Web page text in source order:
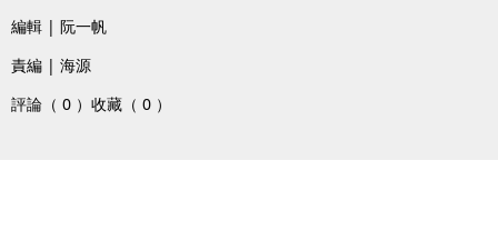
編輯 | 阮一帆
責編 | 海源
評論（ 0 ） 收藏（ 0 ）